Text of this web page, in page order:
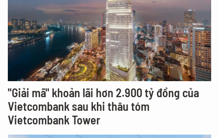
"Giải mã" khoản lãi hơn 2.900 tỷ đồng của
Vietcombank sau khi thâu tóm
Vietcombank Tower